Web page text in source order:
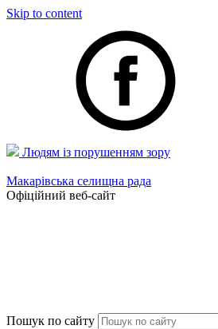
Skip to content
Людям із порушенням зору
Макарівська селищна рада
Офіційний веб-сайт
Пошук по сайту